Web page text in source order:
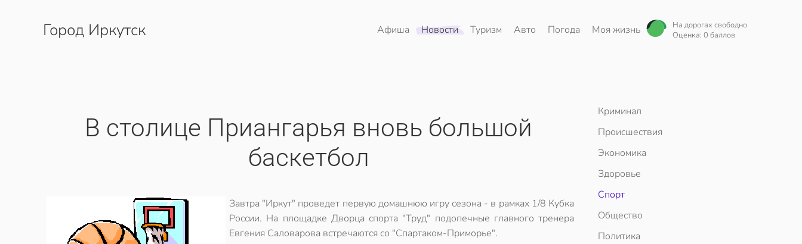
Перейти к содержимому
Город Иркутск Афиша Новости Туризм Авто Погода Моя жизнь
На дорогах свободно
Оценка: 0 баллов
В столице Приангарья вновь большой
баскетбол
Завтра "Иркут" проведет первую домашнюю игру сезона - в рамках 1/8 Кубка
России. На площадке Дворца спорта "Труд" подопечные главного тренера
Евгения Саловарова встречаются со "Спартаком-Приморье".
Криминал
Происшествия
Экономика
Здоровье
Спорт
Общество
Политика